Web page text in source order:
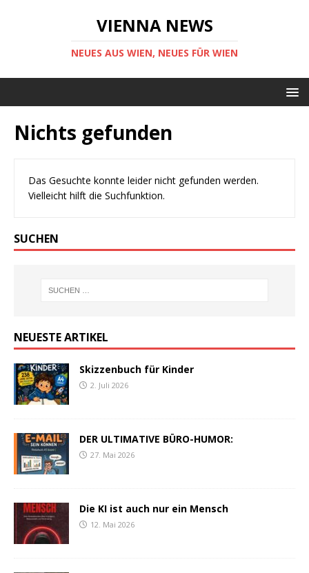
VIENNA NEWS
NEUES AUS WIEN, NEUES FÜR WIEN
Nichts gefunden
Das Gesuchte konnte leider nicht gefunden werden.
Vielleicht hilft die Suchfunktion.
SUCHEN
NEUESTE ARTIKEL
Skizzenbuch für Kinder
2. Juli 2026
DER ULTIMATIVE BÜRO-HUMOR:
27. Mai 2026
Die KI ist auch nur ein Mensch
12. Mai 2026